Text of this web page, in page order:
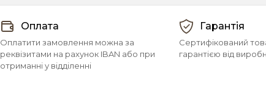
Оплата
Оплатити замовлення можна за
реквізитами на рахунок IBAN або при
отриманні у відділенні
Гарантія
Сертифікований
гарантією від